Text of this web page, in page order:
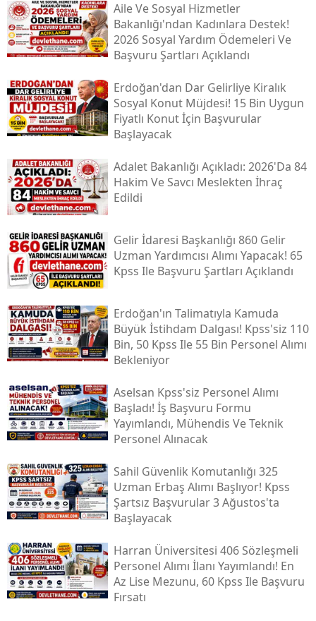
Aile Ve Sosyal Hizmetler
Bakanlığı'ndan Kadınlara Destek!
2026 Sosyal Yardım Ödemeleri Ve
Başvuru Şartları Açıklandı
Erdoğan'dan Dar Gelirliye Kiralık
Sosyal Konut Müjdesi! 15 Bin Uygun
Fiyatlı Konut İçin Başvurular
Başlayacak
Adalet Bakanlığı Açıkladı: 2026'da 84
Hakim Ve Savcı Meslekten İhraç
Edildi
Gelir İdaresi Başkanlığı 860 Gelir
Uzman Yardımcısı Alımı Yapacak! 65
Kpss Ile Başvuru Şartları Açıklandı
Erdoğan'ın Talimatıyla Kamuda
Büyük İstihdam Dalgası! Kpss'siz 110
Bin, 50 Kpss Ile 55 Bin Personel Alımı
Bekleniyor
Aselsan Kpss'siz Personel Alımı
Başladı! İş Başvuru Formu
Yayımlandı, Mühendis Ve Teknik
Personel Alınacak
Sahil Güvenlik Komutanlığı 325
Uzman Erbaş Alımı Başlıyor! Kpss
Şartsız Başvurular 3 Ağustos'ta
Başlayacak
Harran Üniversitesi 406 Sözleşmeli
Personel Alımı İlanı Yayımlandı! En
Az Lise Mezunu, 60 Kpss Ile Başvuru
Fırsatı